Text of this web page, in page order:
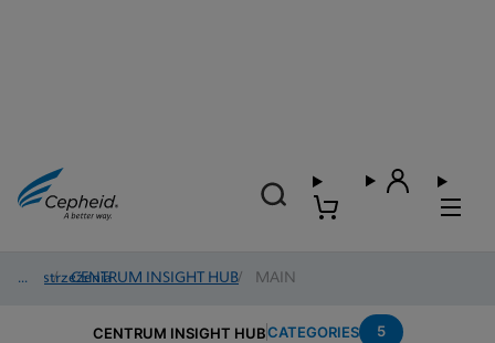
Spostrzeżenia
/ CENTRUM INSIGHT HUB/ MAIN
CENTRUM INSIGHT HUBCATEGORIES 5